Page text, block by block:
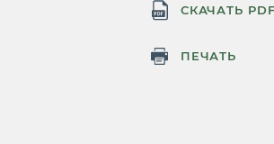
СКАЧАТЬ PDF
ПЕЧАТЬ